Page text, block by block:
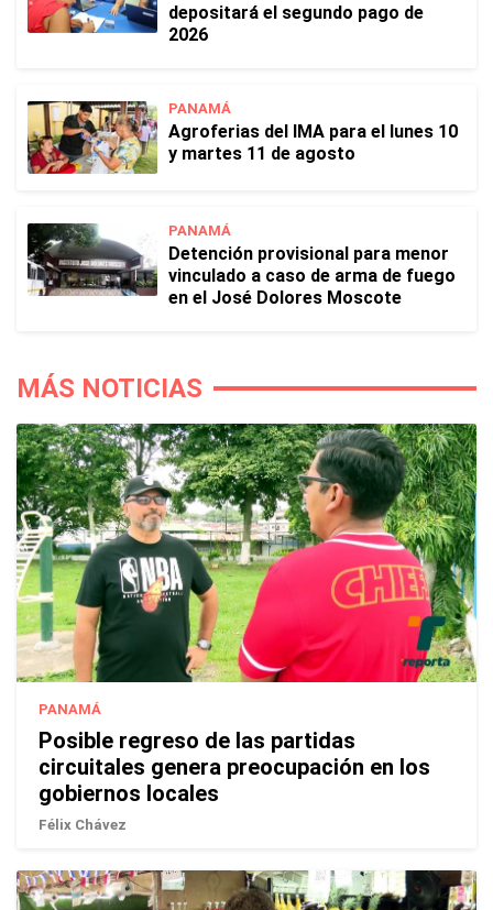
depositará el segundo pago de
2026
PANAMÁ
Agroferias del IMA para el lunes 10
y martes 11 de agosto
PANAMÁ
Detención provisional para menor
vinculado a caso de arma de fuego
en el José Dolores Moscote
MÁS NOTICIAS
PANAMÁ
Posible regreso de las partidas
circuitales genera preocupación en los
gobiernos locales
Félix Chávez